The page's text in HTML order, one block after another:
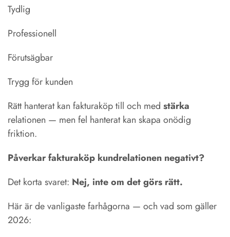
Tydlig
Professionell
Förutsägbar
Trygg för kunden
Rätt hanterat kan fakturaköp till och med stärka
relationen — men fel hanterat kan skapa onödig
friktion.
Påverkar fakturaköp kundrelationen negativt?
Det korta svaret: Nej, inte om det görs rätt.
Här är de vanligaste farhågorna — och vad som gäller
2026: